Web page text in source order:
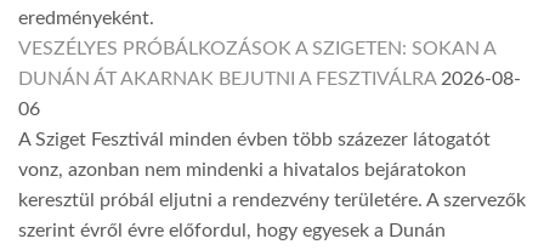
eredményeként.
VESZÉLYES PRÓBÁLKOZÁSOK A SZIGETEN: SOKAN A
DUNÁN ÁT AKARNAK BEJUTNI A FESZTIVÁLRA 2026-08-
06
A Sziget Fesztivál minden évben több százezer látogatót
vonz, azonban nem mindenki a hivatalos bejáratokon
keresztül próbál eljutni a rendezvény területére. A szervezők
szerint évről évre előfordul, hogy egyesek a Dunán